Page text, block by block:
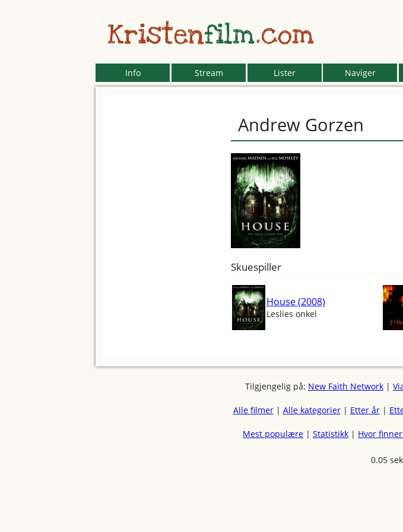
Kristenfilm.com
Info Stream Lister Naviger
Andrew Gorzen
Skuespiller
House (2008)
Leslies onkel
Tilgjengelig på: New Faith Network |
Alle filmer| Alle kategorier| Etter år|
Mest populære | Statistikk | Hvor
0.05